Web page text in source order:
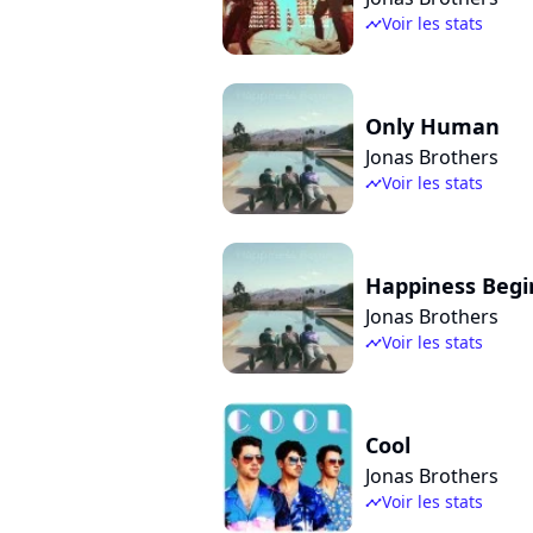
timelineVoir les stats
Only Human
Jonas Brothers
timelineVoir les stats
Happiness
Jonas Brothers
timelineVoir les stats
Cool
Jonas Brothers
timelineVoir les stats